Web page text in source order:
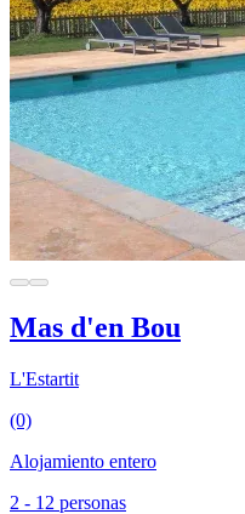
Mas d'en Bou
L'Estartit
(0)
Alojamiento entero
2 - 12 personas